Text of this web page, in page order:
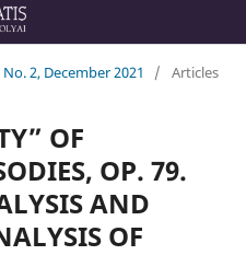
2, December 2021 / Articles
OF
OP. 79.
AND
OF